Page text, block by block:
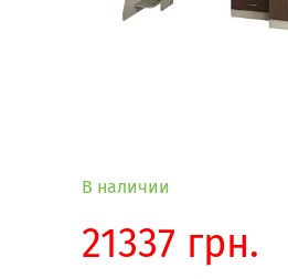
В наличии
21337 грн.